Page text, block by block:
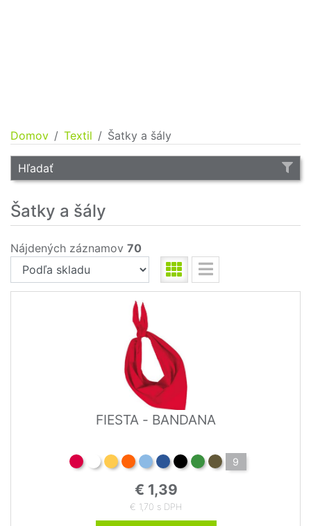
Domov Textil Šatky a šály
Hľadať
Šatky a šály
Nájdených záznamov 70
FIESTA - BANDANA
9
€ 1,39
€ 1,70 s DPH